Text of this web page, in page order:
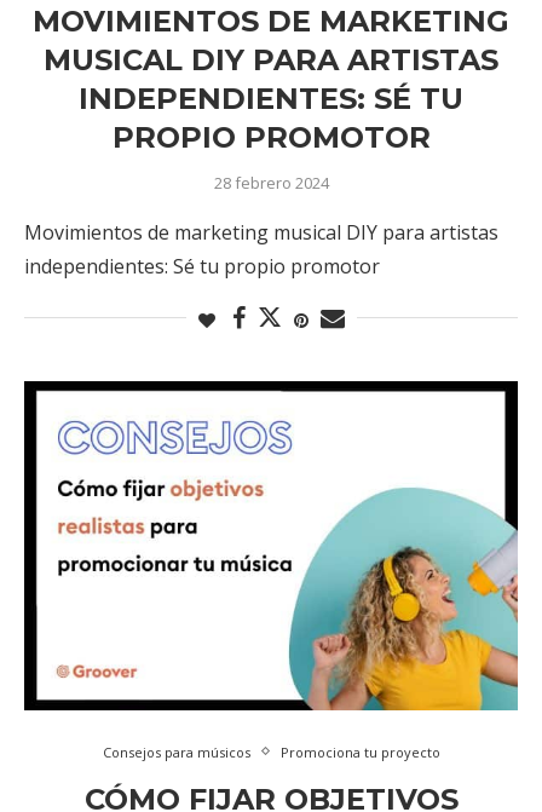
MOVIMIENTOS DE MARKETING
MUSICAL DIY PARA ARTISTAS
INDEPENDIENTES: SÉ TU
PROPIO PROMOTOR
28 febrero 2024
Movimientos de marketing musical DIY para artistas
independientes: Sé tu propio promotor
Consejos para músicos Promociona tu proyecto
CÓMO FIJAR OBJETIVOS